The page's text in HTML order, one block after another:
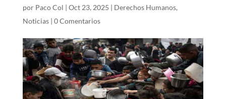
por Paco Col | Oct 23, 2025 | Derechos Humanos,
Noticias| 0 Comentarios